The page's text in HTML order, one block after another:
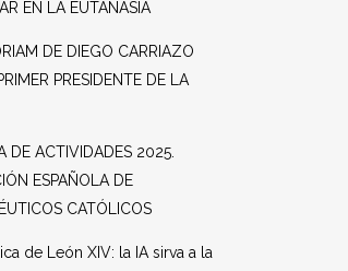
EN LA EUTANASIA
DE DIEGO CARRIAZO
PRESIDENTE DE LA
DE ACTIVIDADES 2025.
ESPAÑOLA DE
CATÓLICOS
de León XIV: la IA sirva a la